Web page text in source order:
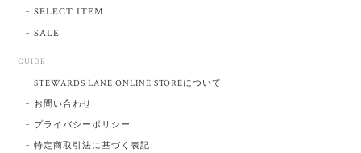
SELECT ITEM
SALE
GUIDE
STEWARDS LANE ONLINE STOREについて
お問い合わせ
プライバシーポリシー
特定商取引法に基づく表記